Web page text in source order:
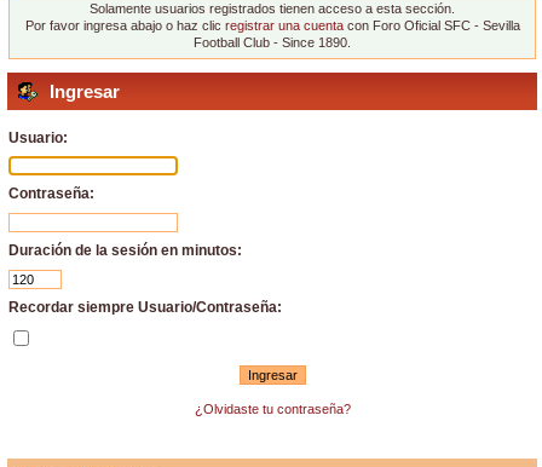
Solamente usuarios registrados tienen acceso a esta sección.
Por favor ingresa abajo o haz clic registrar una cuentacon Foro Oficial SFC - Sevilla
Football Club - Since 1890.
Ingresar
Usuario:
Contraseña:
Duración de la sesión en minutos:
Recordar siempre Usuario/Contraseña:
¿Olvidaste tu contraseña?